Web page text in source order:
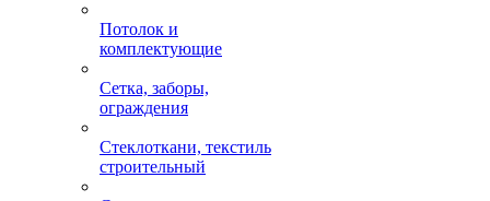
Потолок и
комплектующие
Сетка, заборы,
ограждения
Стеклоткани, текстиль
строительный